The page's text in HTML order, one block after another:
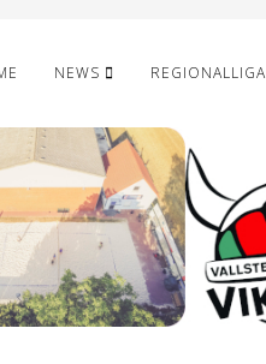
NEWS REGIONALLIGA